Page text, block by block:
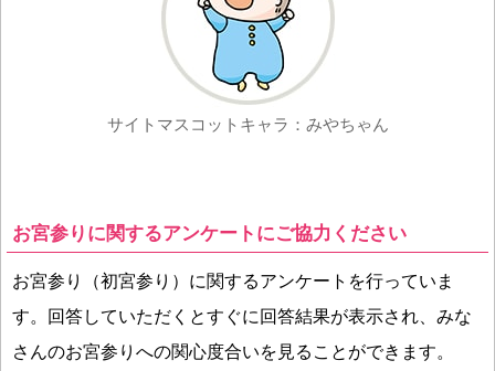
サイトマスコットキャラ：みやちゃん
お宮参りに関するアンケートにご協力ください
お宮参り（初宮参り）に関するアンケートを行っていま
す。回答していただくとすぐに回答結果が表示され、みな
さんのお宮参りへの関心度合いを見ることができます。